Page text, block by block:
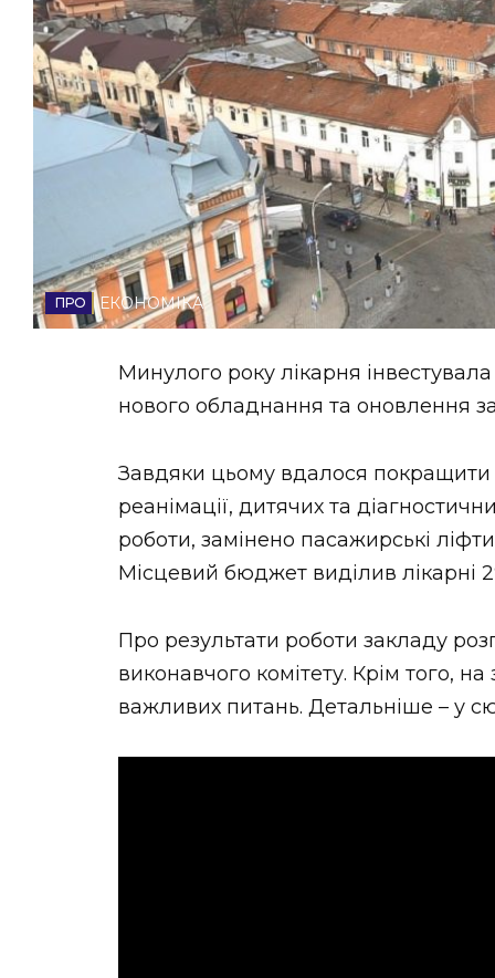
НОВИНИ ЗАХІДНОЇ УКРАЇНИ
ВІДЕОЕКОНОМІКА
Минулого року лікарня
нового обладнання та оновлення
Завдяки цьому вдалося покращити
реанімації, дитячих та
роботи, замінено пасажирські
Місцевий бюджет виділив лікарні
Про результати роботи закладу
виконавчого комітету. Крім того,
важливих питань. Детальніше – у